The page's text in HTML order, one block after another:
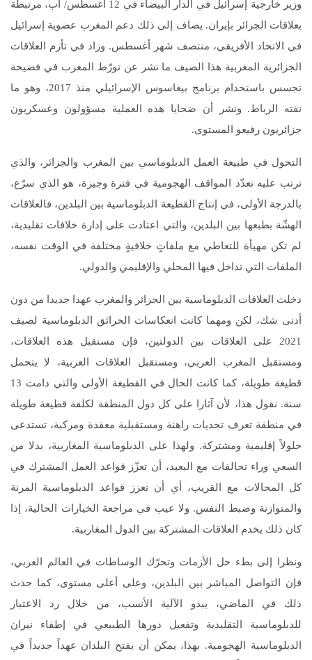
وزير خارجية إسرائيل في الدار البيضاء في 12 أغسطس/ آب، مرتبطة
بعلاقات الجزائر بإيران. يضاف إلى ذلك دعم المغرب عضوية إسرائيل
في الاتحاد الأفريقي، منتصف شهر أغسطس. وزاد في تأزم العلاقات
الجزائرية المغربية هذا الصيف ما نشر عن تورّط المغرب في فضيحة
تجسس باستخدام برنامج بيغاسوس الإسرائيلي منذ 2017، وهو ما
نفته الرباط. ونشر أن ضحايا هذه العملية مسؤولون وعسكريون
جزائريون رفيعو المستوى.
التحول في طبيعة العمل الدبلوماسي بين المغرب والجزائر، والذي
ترتب عليه تعدّد المواقف الهجومية في فترة وجيزة، هو الذي سرّع،
بالدرجة الأولى، في إنتاج القطيعة الدبلوماسية بين البلدين، فالعلاقات
الهشّة بطبعها بين البلدين، والتي اعتادت على إدارة خلافات تقليدية،
لم تكن مهيأة للتعاطي مع ملفاتٍ خلافيةٍ مختلفة في الوقت نفسه،
الملفات التي تداخل فيها المحلي والإقليمي والدولي.
دخلت العلاقات الدبلوماسية بين الجزائر والمغرب عهدا جديدا من دون
أدنى شك، لكن ومهما كانت انعكاسات الحرائق الدبلوماسية لصيف
2021 على العلاقات بين الدولتين، فإن مستقبل هذه العلاقات،
ومستقبل المغرب العربي، ومستقبل العلاقات العربية، لا يتحمل
قطيعة طويلة، كما كانت الحال في القطيعة الأولى والتي دامت 13
سنة. نقول هذا، لأن آثارا على كل دول المنطقة لكلفة قطيعة طويلة
في منطقة تعرف تحديات راهنة ومستقبلية معقدة ومركبة، تستدعى
حلولاً إقليمية ومشتركة. ولهذا على الدبلوماسية المغاربية، بدلا من
السعي وراء تحالفات مع البعيد، أن تعزّز قواعد العمل المشترك في
كل المجالات مع القريب، أي أن تعزز قواعد الدبلوماسية المرنة
والمتوازنة وضبط النفس. ولا عيب في مراجعة الخيارات الحالية، إذا
كان ذلك يخدم العلاقات المشتركة بين الدول المغاربية.
ونظرا إلى بطء حل الأزمات وتحرّك الوساطات في العالم العربي،
فإن التواصل المباشر بين البلدين، وعلى أعلى مستوى، كما حدث
ذلك في الماضي، يبدو الآلية الأنسب، من خلال رد الاعتبار
للدبلوماسية التقليدية وتفعيل دورها الطبيعي في إطفاء نيران
الدبلوماسية الهجومية. بهذا، يمكن أن يفتح البلدان عهداً جديداً في